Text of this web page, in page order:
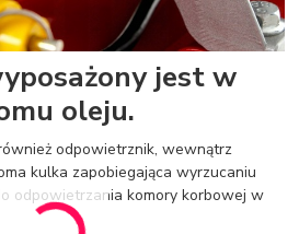
jest w
oleju.
odpowietrznik, wewnątrz
kulka zapobiegająca wyrzucaniu
odpowietrzania komory korbowej w